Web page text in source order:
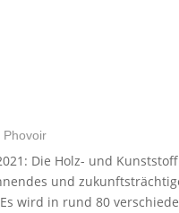
Die Holz- und
und
wird in rund 80